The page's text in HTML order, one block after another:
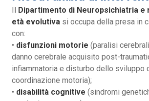
Il Dipartimento di Neuropsichiatria e
età evolutiva si occupa della presa in
con:
• disfunzioni motorie (paralisi
danno cerebrale acquisito post-
infiammatoria e disturbo dello sviluppo
coordinazione motoria);
• disabilità cognitive (sindromi